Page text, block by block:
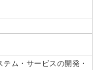
ム・サービスの開発・